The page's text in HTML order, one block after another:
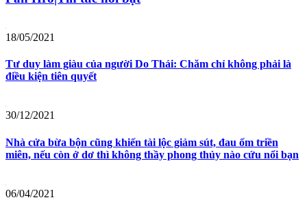
18/05/2021
Tư duy làm giàu của người Do Thái: Chăm chỉ không phải là
điều kiện tiên quyết
30/12/2021
Nhà cửa bừa bộn cũng khiến tài lộc giảm sút, đau ốm triền
miên, nếu còn ở dơ thì không thầy phong thủy nào cứu nổi bạn
06/04/2021